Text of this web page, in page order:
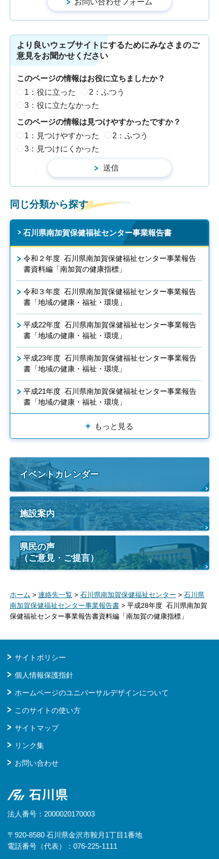
より良いウェブサイトにするためにみなさまのご
意見をお聞かせください
このページの情報はお役に立ちましたか？
1：役に立った
2：ふつう
3：役に立たなかった
このページの情報は見つけやすかったですか？
1：見つけやすかった
2：ふつう
3：見つけにくかった
同じ分類から探す
石川県南加賀保健福祉センター事業報告書
令和２年度 石川県南加賀保健福祉センター事業報告
書資料編「南加賀の健康指標」
令和３年度 石川県南加賀保健福祉センター事業報告
書「地域の健康・福祉・環境」
平成22年度 石川県南加賀保健福祉センター事業報告
書「地域の健康・福祉・環境」
平成23年度 石川県南加賀保健福祉センター事業報告
書「地域の健康・福祉・環境」
平成21年度 石川県南加賀保健福祉センター事業報告
書「地域の健康・福祉・環境」
もっと見る
イベントカレンダー
施設案内
県民の声
（ご意見・ご提言）
ホーム > 連絡先一覧 > 石川県南加賀保健福祉センター > 石川県
南加賀保健福祉センター事業報告書 > 平成28年度 石川県南加賀
保健福祉センター事業報告書資料編「南加賀の健康指標」
サイトポリシー
個人情報保護指針
ホームページのユニバーサルデザインについて
このサイトの使い方
サイトマップ
リンク集
お問い合わせ
石川県
法人番号：2000020170003
〒920-8580 石川県金沢市鞍月1丁目1番地
電話番号（代表）：076-225-1111